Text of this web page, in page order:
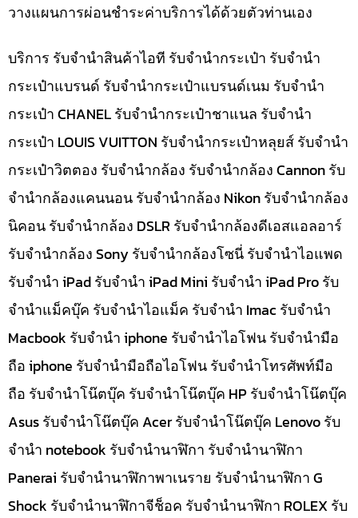
วางแผนการผ่อนชำระค่าบริการได้ด้วยตัวท่านเอง
บริการ รับจำนำสินค้าไอที รับจำนำกระเป๋า รับจำนำ
กระเป๋าแบรนด์ รับจำนำกระเป๋าแบรนด์เนม รับจำนำ
กระเป๋า CHANEL รับจำนำกระเป๋าชาแนล รับจำนำ
กระเป๋า LOUIS VUITTON รับจำนำกระเป๋าหลุยส์ รับจำนำ
กระเป๋าวิตตอง รับจำนำกล้อง รับจำนำกล้อง Cannon รับ
จำนำกล้องแคนนอน รับจำนำกล้อง Nikon รับจำนำกล้อง
นิคอน รับจำนำกล้อง DSLR รับจำนำกล้องดีเอสแอลอาร์
รับจำนำกล้อง Sony รับจำนำกล้องโซนี่ รับจำนำไอแพด
รับจำนำ iPad รับจำนำ iPad Mini รับจำนำ iPad Pro รับ
จำนำแม็คบุ๊ค รับจำนำไอแม็ค รับจำนำ Imac รับจำนำ
Macbook รับจำนำ iphone รับจำนำไอโฟน รับจำนำมือ
ถือ iphone รับจำนำมือถือไอโฟน รับจำนำโทรศัพท์มือ
ถือ รับจำนำโน๊ตบุ๊ค รับจำนำโน๊ตบุ๊ค HP รับจำนำโน๊ตบุ๊ค
Asus รับจำนำโน๊ตบุ๊ค Acer รับจำนำโน๊ตบุ๊ค Lenovo รับ
จำนำ notebook รับจำนำนาฬิกา รับจำนำนาฬิกา
Panerai รับจำนำนาฬิกาพาเนราย รับจำนำนาฬิกา G
Shock รับจำนำนาฬิกาจีช็อค รับจำนำนาฬิกา ROLEX รับ